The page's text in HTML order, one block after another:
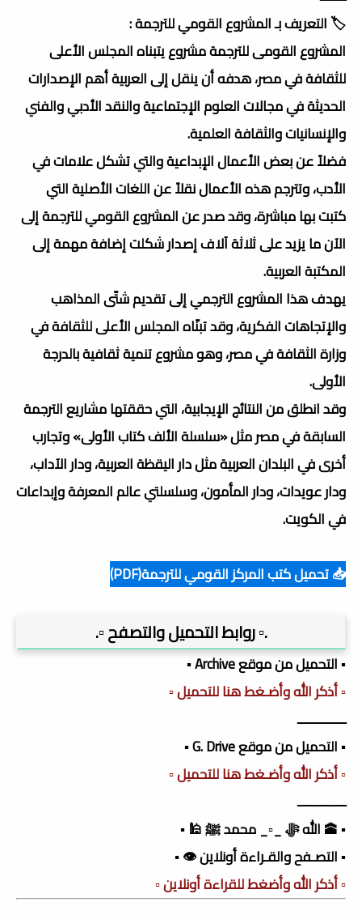
🏷️ التعريف بـ المشروع القومي للترجمة :
المشروع القومى للترجمة مشروع يتبناه المجلس الأعلى
للثقافة في مصر، هدفه أن ينقل إلى العربية أهم الإصدارات
الحديثة في مجالات العلوم الإجتماعية والنقد الأدبي والفني
والإنسانيات والثقافة العلمية.
فضلاً عن بعض الأعمال الإبداعية والتي تشكل علامات في
الأدب، وتترجم هذه الأعمال نقلاً عن اللغات الأصلية التي
كتبت بها مباشرة، وقد صدر عن المشروع القومي للترجمة إلى
الآن ما يزيد على ثلاثة آلاف إصدار شكلت إضافة مهمة إلى
المكتبة العربية.
يهدف هذا المشروع الترجمي إلى تقديم شتّى المذاهب
والإتجاهات الفكرية، وقد تبنّاه المجلس الأعلى للثقافة في
وزارة الثقافة في مصر، وهو مشروع تنمية ثقافية بالدرجة
الأولى.
وقد انطلق من النتائج الإيجابية، التي حققتها مشاريع الترجمة
السابقة في مصر مثل «سلسلة الألف كتاب الأولى» وتجارب
أخرى في البلدان العربية مثل دار اليقظة العربية، ودار الآداب،
ودار عويدات، ودار المأمون، وسلسلتي عالم المعرفة وإبداعات
في الكويت.
📥 تحميل كتب المركز القومي للترجمة(PDF)
.▫️ روابط التحميل والتصفح ▫️.
▪️ التحميل من موقع Archive ▪️
▫️ أذكر الله وأضـغط هنا للتحميل ▫️
ـــــــــــــــ
▪️ التحميل من موقع G. Drive ▪️
▫️ أذكر الله وأضـغط هنا للتحميل ▫️
ـــــــــــــــ
▪️ 🕋 الله ﷻ _▫️_ محمد ﷺ 🕌 ▪️
▪️ التصـفح والقـراءة أونلاين 👁️ ▪️
▫️ أذكر الله وأضغط للقراءة أونلاين ▫️